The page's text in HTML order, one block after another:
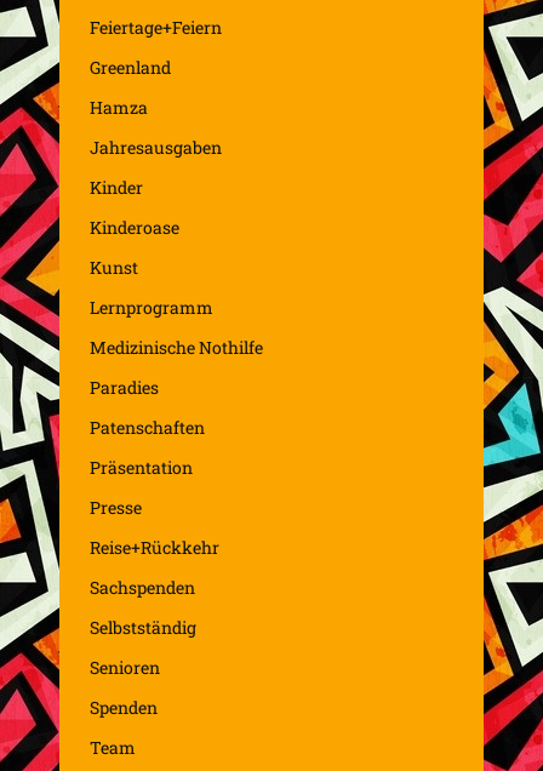
Feiertage+Feiern
Greenland
Hamza
Jahresausgaben
Kinder
Kinderoase
Kunst
Lernprogramm
Medizinische Nothilfe
Paradies
Patenschaften
Präsentation
Presse
Reise+Rückkehr
Sachspenden
Selbstständig
Senioren
Spenden
Team